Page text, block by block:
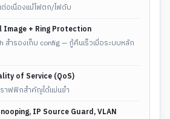
ต่อเนื่องแม้ไฟตก/ไฟดับ
Image + Ring Protection
สำรองเก็บ config — กู้คืนเร็วเมื่อระบบหลัก
of Service (QoS)
าฟฟิกสำคัญได้แม่นยำ
IP Source Guard, VLAN